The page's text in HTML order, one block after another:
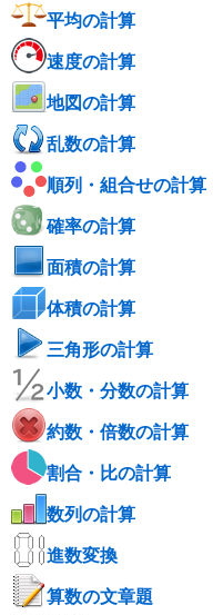
平均の計算
速度の計算
地図の計算
乱数の計算
順列・組合せの計算
確率の計算
面積の計算
体積の計算
三角形の計算
小数・分数の計算
約数・倍数の計算
割合・比の計算
数列の計算
進数変換
算数の文章題